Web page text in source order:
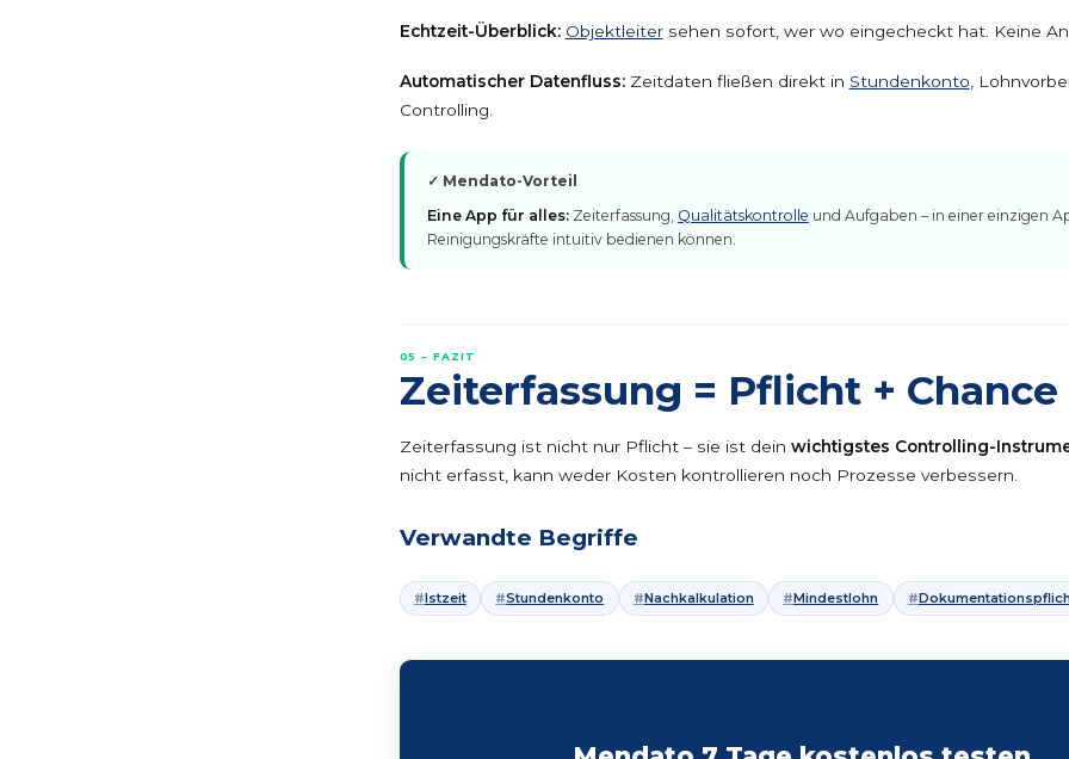
Echtzeit-Überblick: Objektleitersehen sofort, wer wo eingecheckt hat. Keine
Automatischer Datenfluss:Zeitdaten fließen direkt in Stundenkonto ,
Controlling.
✓ Mendato-Vorteil
Eine App für alles: Zeiterfassung, Qualitätskontrolle und Aufgaben – in einer einzigen
Reinigungskräfte intuitiv bedienen können.
05 – FAZIT
Zeiterfassung = Pflicht + Chance
Zeiterfassung ist nicht nur Pflicht – sie ist dein wichtigstes Controlling-
nicht erfasst, kann weder Kosten kontrollieren noch Prozesse verbessern.
Verwandte Begriffe
Istzeit Stundenkonto Nachkalkulation Mindestlohn